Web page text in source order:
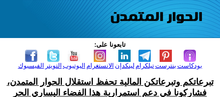
تابعونا على:
الفيسبوك التويتر اليوتيوب الانستغرام لينكدإن تيلكرامبنترست بودكاست
تبرعاتكم وتبرعاتكن المالية تحفظ استقلال الحوار المتمدن،
فشاركونا في دعم استمرارية هذا الفضاء اليساري الحر